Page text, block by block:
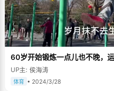
60岁开始锻炼一点儿也不晚，
UP主: 侯海涛
体育 • 2024/3/28